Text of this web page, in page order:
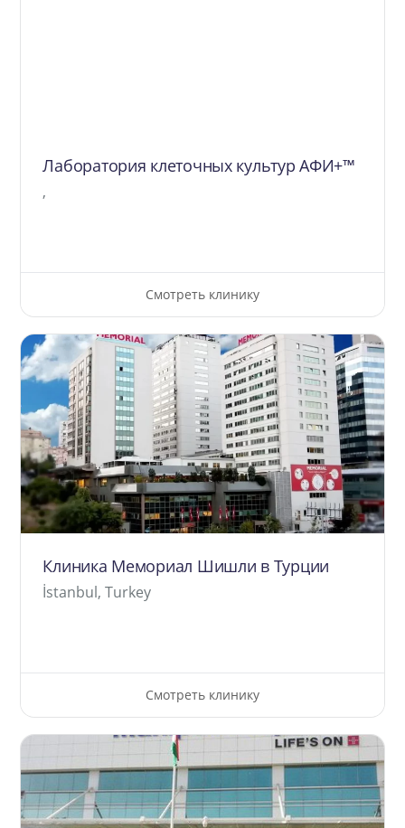
Лаборатория клеточных культур АФИ+™
,
Смотреть клинику
Клиника Мемориал Шишли в Турции
İstanbul, Turkey
Смотреть клинику